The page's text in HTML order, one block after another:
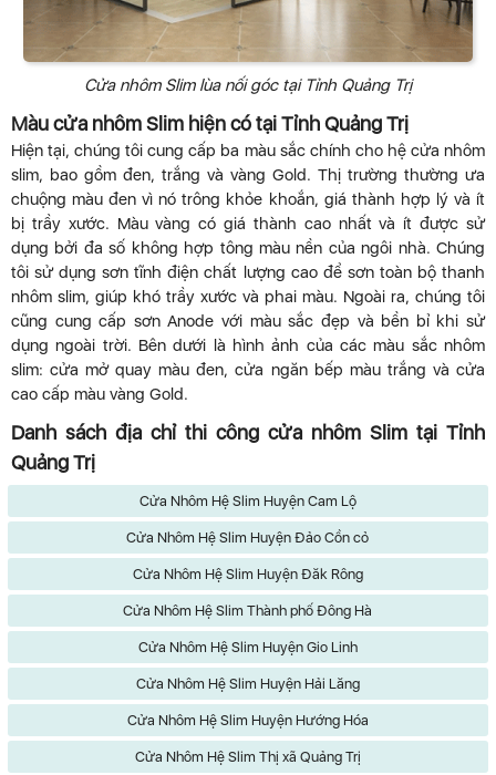
Cửa nhôm Slim lùa nối góc tại Tỉnh Quảng Trị
Màu cửa nhôm Slim hiện có tại Tỉnh Quảng Trị
Hiện tại, chúng tôi cung cấp ba màu sắc chính cho hệ cửa nhôm
slim, bao gồm đen, trắng và vàng Gold. Thị trường thường ưa
chuộng màu đen vì nó trông khỏe khoắn, giá thành hợp lý và ít
bị trầy xước. Màu vàng có giá thành cao nhất và ít được sử
dụng bởi đa số không hợp tông màu nền của ngôi nhà. Chúng
tôi sử dụng sơn tĩnh điện chất lượng cao để sơn toàn bộ thanh
nhôm slim, giúp khó trầy xước và phai màu. Ngoài ra, chúng tôi
cũng cung cấp sơn Anode với màu sắc đẹp và bền bỉ khi sử
dụng ngoài trời. Bên dưới là hình ảnh của các màu sắc nhôm
slim: cửa mở quay màu đen, cửa ngăn bếp màu trắng và cửa
cao cấp màu vàng Gold.
Danh sách địa chỉ thi công cửa nhôm Slim tại Tỉnh
Quảng Trị
Cửa Nhôm Hệ Slim Huyện Cam Lộ
Cửa Nhôm Hệ Slim Huyện Đảo Cồn cỏ
Cửa Nhôm Hệ Slim Huyện Đăk Rông
Cửa Nhôm Hệ Slim Thành phố Đông Hà
Cửa Nhôm Hệ Slim Huyện Gio Linh
Cửa Nhôm Hệ Slim Huyện Hải Lăng
Cửa Nhôm Hệ Slim Huyện Hướng Hóa
Cửa Nhôm Hệ Slim Thị xã Quảng Trị